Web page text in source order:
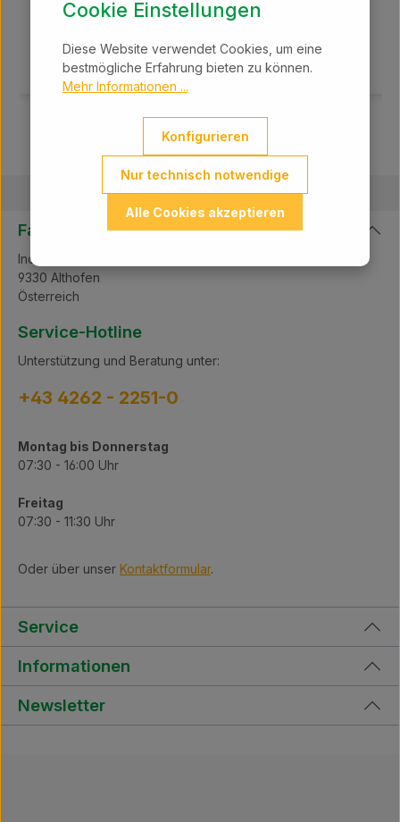
Farmland GmbH
Industriepark Süd B12
9330 Althofen
Österreich
Service-Hotline
Unterstützung und Beratung unter:
+43 4262 - 2251-0
Montag bis Donnerstag
07:30 - 16:00 Uhr
Freitag
07:30 - 11:30 Uhr
Oder über unser Kontaktformular.
Service
Informationen
Newsletter
Cookie Einstellungen
Diese Website verwendet Cookies, um eine
bestmögliche Erfahrung bieten zu können.
Mehr Informationen ...
Nur technisch notwendige
Konfigurieren
Alle Cookies akzeptieren